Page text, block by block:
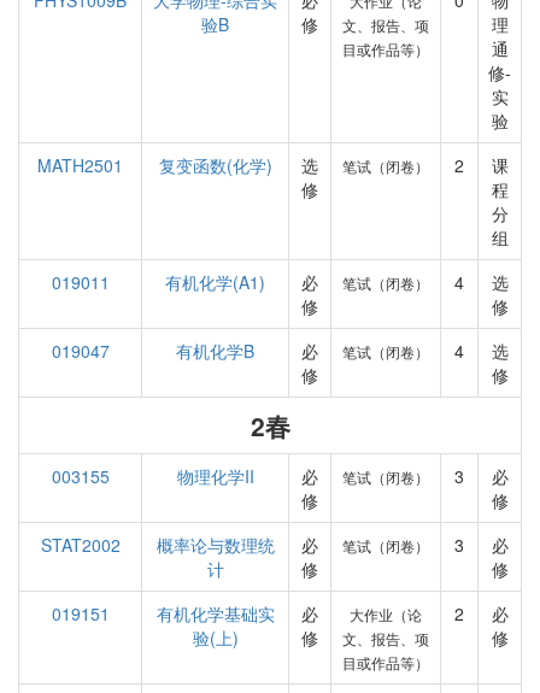
验B
修
文、报告、项
目或作品等）
理
通
修-
实
验
MATH2501
复变函数(化学)
选
修
笔试（闭卷） 2
课
程
分
组
019011
有机化学(A1)
必
修
笔试（闭卷） 4
选
修
019047
有机化学B
必
修
笔试（闭卷） 4
选
修
2春
003155 物理化学II
必
修
笔试（闭卷） 3
必
修
STAT2002
概率论与数理统
计
必
修
笔试（闭卷） 3
必
修
019151
有机化学基础实
验(上)
必
修
大作业（论
文、报告、项
目或作品等）
2
必
修